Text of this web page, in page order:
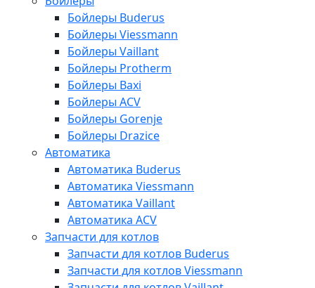
Бойлеры Buderus
Бойлеры Viessmann
Бойлеры Vaillant
Бойлеры Protherm
Бойлеры Baxi
Бойлеры ACV
Бойлеры Gorenje
Бойлеры Drazice
Автоматика
Автоматика Buderus
Автоматика Viessmann
Автоматика Vaillant
Автоматика ACV
Запчасти для котлов
Запчасти для котлов Buderus
Запчасти для котлов Viessmann